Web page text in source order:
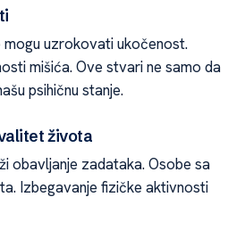
uzrokovati ukočenost.
mišića. Ove stvari ne samo da
psihičnu stanje.
života
obavljanje zadataka. Osobe sa
Izbegavanje fizičke aktivnosti